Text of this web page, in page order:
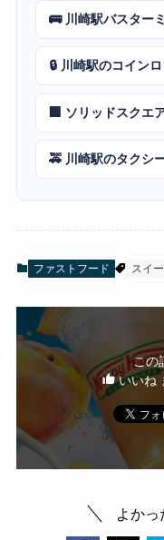
🚌 川崎駅バスター
🔒 川崎駅のコイン
🏢 ソリッドスクエ
🚕 川崎駅のタクシ
ファストフード スイ
この
いいね
よかっ